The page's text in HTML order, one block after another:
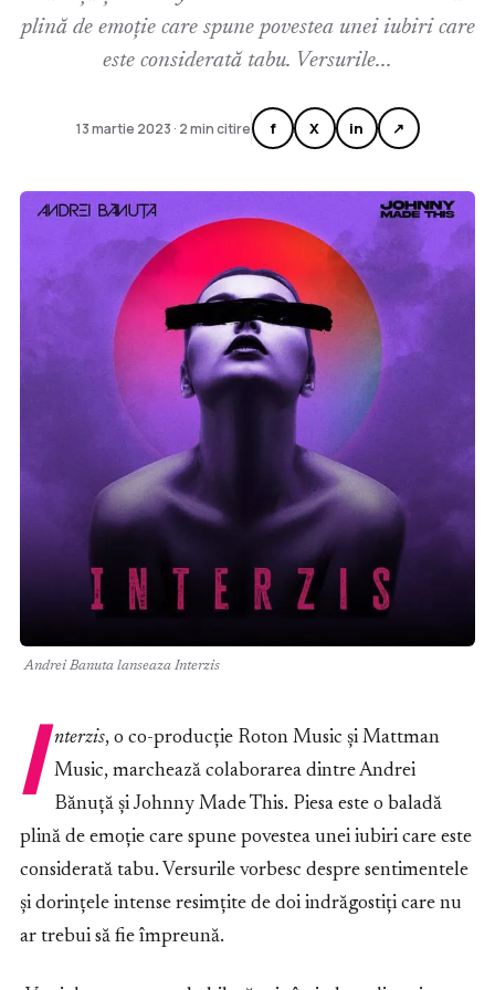
plină de emoție care spune povestea unei iubiri care
este considerată tabu. Versurile...
13 martie 2023 · 2 min citire f X in ↗
Andrei Banuta lanseaza Interzis
I nterzis, o co-producție Roton Music și Mattman
Music, marchează colaborarea dintre Andrei
Bănuță și Johnny Made This. Piesa este o baladă
plină de emoție care spune povestea unei iubiri care este
considerată tabu. Versurile vorbesc despre sentimentele
și dorințele intense resimțite de doi indrăgostiți care nu
ar trebui să fie împreună.